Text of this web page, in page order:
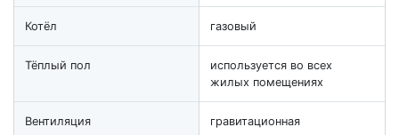
Котёл газовый
Тёплый пол
используется во всех
жилых помещениях
Вентиляция гравитационная